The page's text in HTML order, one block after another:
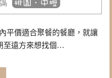
平價適合聚餐的餐廳，就讓
至遠方來想找個…